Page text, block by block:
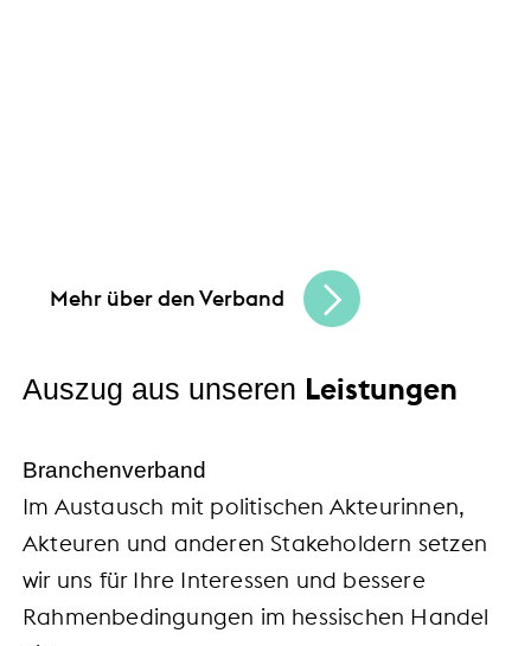
Mehr über den Verband
Auszug aus unseren Leistungen
Branchenverband
Im Austausch mit politischen Akteurinnen,
Akteuren und anderen Stakeholdern setzen
wir uns für Ihre Interessen und bessere
Rahmenbedingungen im hessischen Handel